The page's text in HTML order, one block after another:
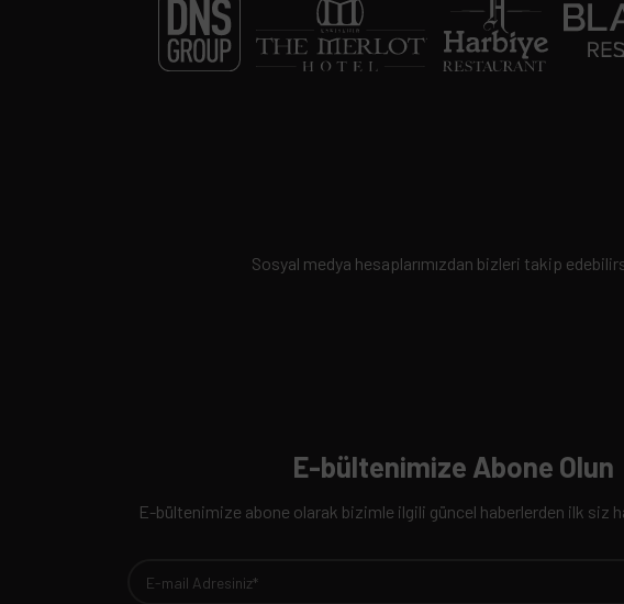
Sosyal medya hesaplarımızdan bizleri takip
E-bültenimize Abone Olun
E-bültenimize abone olarak bizimle ilgili güncel haberlerden ilk siz